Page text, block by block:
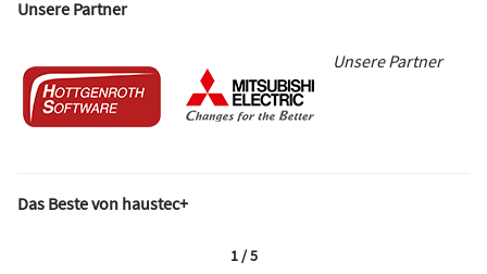
Unsere Partner
Unsere Partner
Das Beste von haustec+
1 / 5